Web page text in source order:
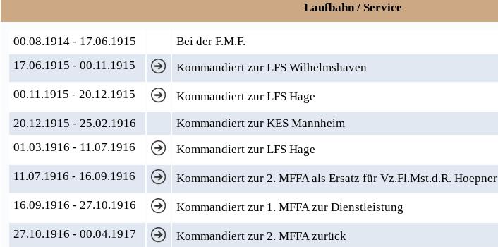
Laufbahn / Service
00.08.1914 - 17.06.1915
Bei der F.M.F.
17.06.1915 - 00.11.1915
Kommandiert zur LFS Wilhelmshaven
00.11.1915 - 20.12.1915
Kommandiert zur LFS Hage
20.12.1915 - 25.02.1916
Kommandiert zur KES Mannheim
01.03.1916 - 11.07.1916
Kommandiert zur LFS Hage
11.07.1916 - 16.09.1916
Kommandiert zur 2. MFFA als Ersatz für Vz.Fl.Mst.d.R. Hoepner
16.09.1916 - 27.10.1916
Kommandiert zur 1. MFFA zur Dienstleistung
27.10.1916 - 00.04.1917
Kommandiert zur 2. MFFA zurück